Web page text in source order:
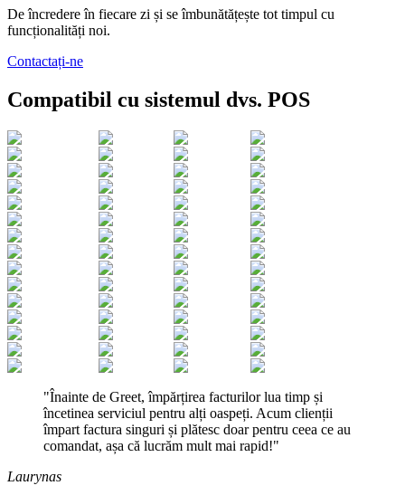
De încredere în fiecare zi și se îmbunătățește tot timpul cu
funcționalități noi.
Contactați-ne
Compatibil cu sistemul dvs. POS
"Înainte de Greet, împărțirea facturilor lua timp și
încetinea serviciul pentru alți oaspeți. Acum clienții
împart factura singuri și plătesc doar pentru ceea ce au
comandat, așa că lucrăm mult mai rapid!"
Laurynas